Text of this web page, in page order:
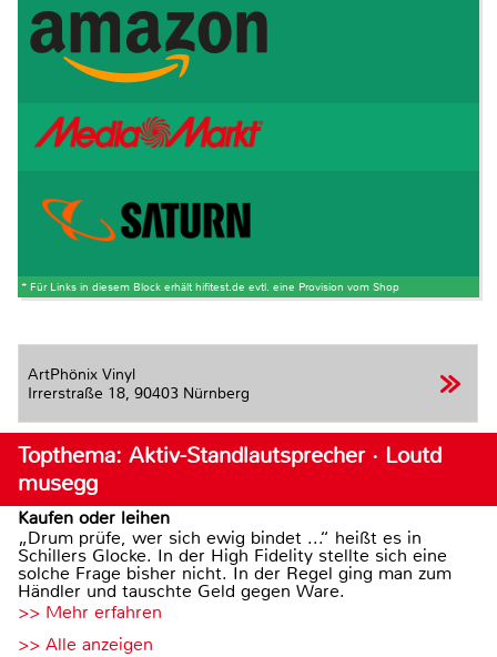
* Für Links in diesem Block erhält hifitest.de evtl. eine Provision vom Shop
ArtPhönix Vinyl
Irrerstraße 18, 90403 Nürnberg
Topthema: Aktiv-Standlautsprecher · Loutd
musegg
Kaufen oder leihen
„Drum prüfe, wer sich ewig bindet ...“ heißt es in
Schillers Glocke. In der High Fidelity stellte sich eine
solche Frage bisher nicht. In der Regel ging man zum
Händler und tauschte Geld gegen Ware.
>> Mehr erfahren
>> Alle anzeigen